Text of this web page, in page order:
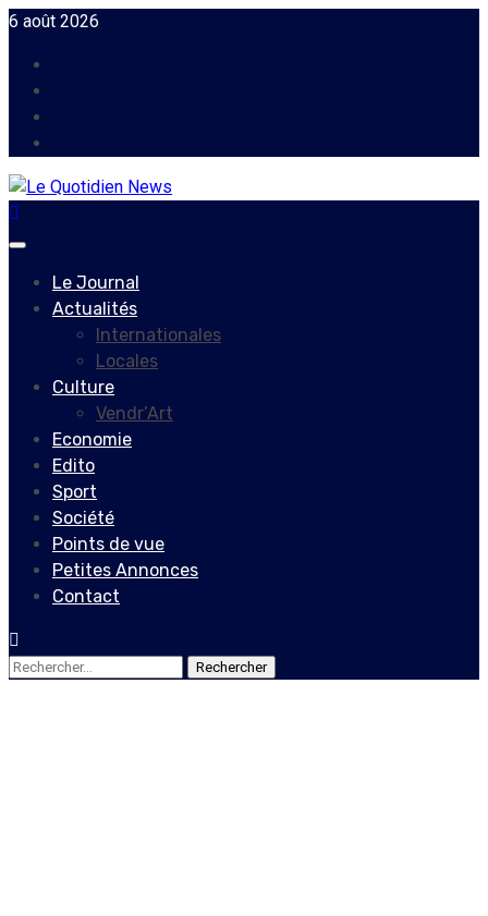
Skip
content
6 août 2026
Primary
Le Journal
Actualités
Internationales
Locales
Culture
Vendr’Art
Economie
Edito
Sport
Société
Points de vue
Petites Annonces
Contact
Rechercher :